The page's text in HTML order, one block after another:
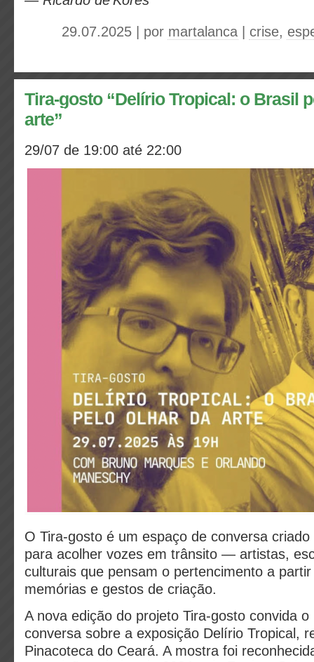
29.07.2025 | por martalanca crise,
Tira-gosto “Delírio Tropical: o Brasil
arte”
29/07 de 19:00 até 22:00
O Tira-gosto é um espaço de conversa
para acolher vozes em trânsito — artistas,
culturais que pensam o pertencimento a
memórias e gestos de criação.
A nova edição do projeto Tira-gosto convida
conversa sobre a exposição Delírio Tropical,
Pinacoteca do Ceará. A mostra foi